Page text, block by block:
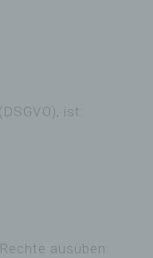
ist:
ausüben: